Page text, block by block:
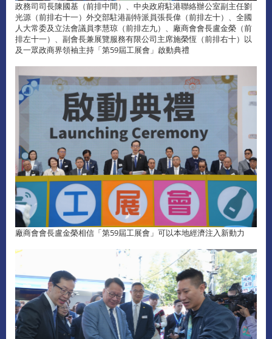
政務司司長陳國基（前排中間）、中央政府駐港聯絡辦公室副主任劉
光源（前排右十一）外交部駐港副特派員張長偉（前排左十）、全國
人大常委及立法會議員李慧琼（前排左九）、廠商會會長盧金榮（前
排左十一）、副會長兼展覽服務有限公司主席施榮恆（前排右十）以
及一眾政商界領袖主持「第59屆工展會」啟動典禮
廠商會會長盧金榮相信「第59屆工展會」可以本地經濟注入新動力